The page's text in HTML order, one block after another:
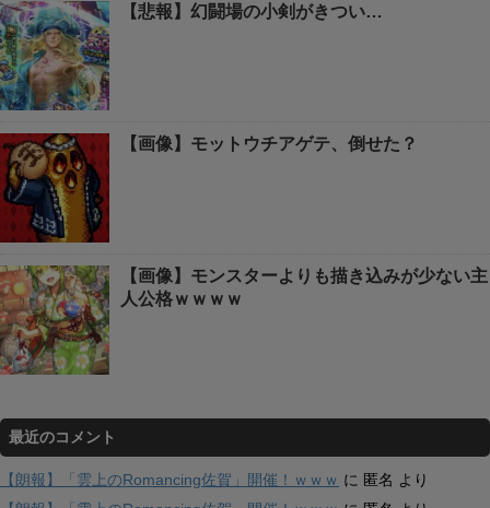
【悲報】幻闘場の小剣がきつい…
【画像】モットウチアゲテ、倒せた？
【画像】モンスターよりも描き込みが少ない主
人公格ｗｗｗｗ
最近のコメント
【朗報】「雲上のRomancing佐賀」開催！ｗｗｗ に 匿名 より